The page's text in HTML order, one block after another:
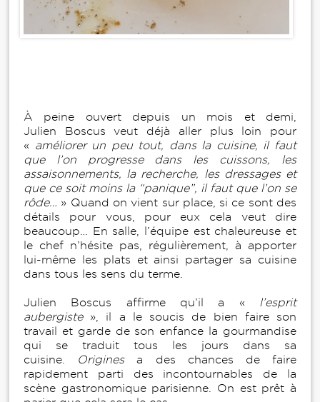
À peine ouvert depuis un mois et demi,
Julien Boscus veut déjà aller plus loin pour
« améliorer un peu tout, dans la cuisine, il faut
que l’on progresse dans les cuissons, les
assaisonnements, la recherche, les dressages et
que ce soit moins la “panique”, il faut que l’on se
rôde… » Quand on vient sur place, si ce sont des
détails pour vous, pour eux cela veut dire
beaucoup… En salle, l’équipe est chaleureuse et
le chef n’hésite pas, régulièrement, à apporter
lui-même les plats et ainsi partager sa cuisine
dans tous les sens du terme.
Julien Boscus affirme qu’il a « l’esprit
aubergiste», il a le soucis de bien faire son
travail et garde de son enfance la gourmandise
qui se traduit tous les jours dans sa
cuisine.
Originesa des chances de faire
rapidement parti des incontournables de la
scène gastronomique parisienne. On est prêt à